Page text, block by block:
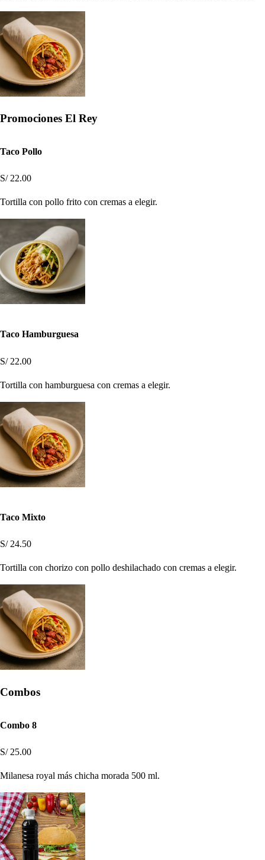
Promociones El Rey
Taco Pollo
S/ 22.00
Tortilla con pollo frito con cremas a elegir.
Taco Hamburguesa
S/ 22.00
Tortilla con hamburguesa con cremas a elegir.
Taco Mixto
S/ 24.50
Tortilla con chorizo con pollo deshilachado con cremas a elegir.
Combos
Combo 8
S/ 25.00
Milanesa royal más chicha morada 500 ml.